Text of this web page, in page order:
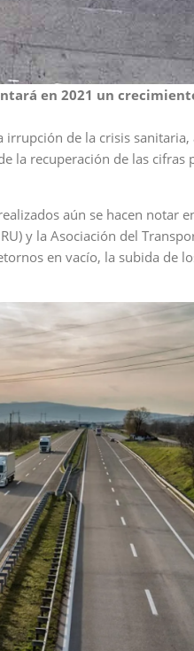
en 2021 un
irrupción de la crisis
la recuperación de las cifras
aún se hacen notar
y la Asociación del
en vacío, la subida de